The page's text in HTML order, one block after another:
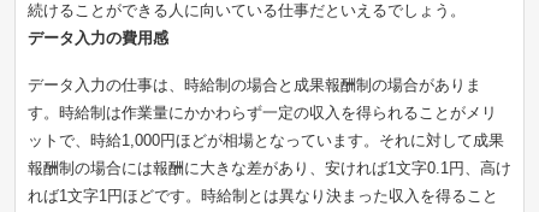
続けることができる人に向いている仕事だといえるでしょう。
データ入力の費用感
データ入力の仕事は、時給制の場合と成果報酬制の場合がありま
す。時給制は作業量にかかわらず一定の収入を得られることがメリ
ットで、時給1,000円ほどが相場となっています。それに対して成果
報酬制の場合には報酬に大きな差があり、安ければ1文字0.1円、高け
れば1文字1円ほどです。時給制とは異なり決まった収入を得ること